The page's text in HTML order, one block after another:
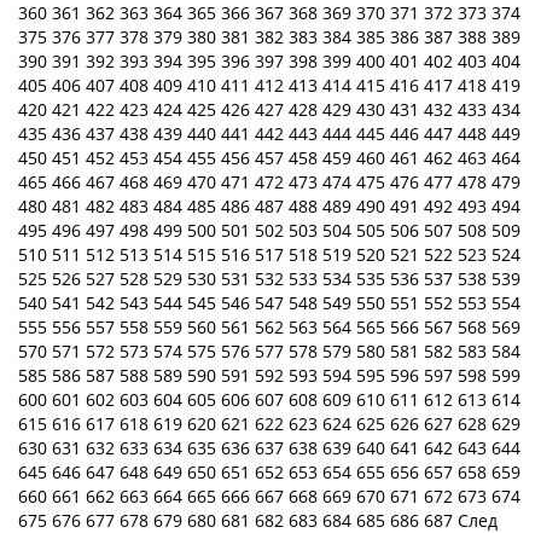
360 361 362 363 364 365 366 367 368 369 370 371 372 373 374
375 376 377 378 379 380 381 382 383 384 385 386 387 388 389
390 391 392 393 394 395 396 397 398 399 400 401 402 403 404
405 406 407 408 409 410 411 412 413 414 415 416 417 418 419
420 421 422 423 424 425 426 427 428 429 430 431 432 433 434
435 436 437 438 439 440 441 442 443 444 445 446 447 448 449
450 451 452 453 454 455 456 457 458 459 460 461 462 463 464
465 466 467 468 469 470 471 472 473 474 475 476 477 478 479
480 481 482 483 484 485 486 487 488 489 490 491 492 493 494
495 496 497 498 499 500 501 502 503 504 505 506 507 508 509
510 511 512 513 514 515 516 517 518 519 520 521 522 523 524
525 526 527 528 529 530 531 532 533 534 535 536 537 538 539
540 541 542 543 544 545 546 547 548 549 550 551 552 553 554
555 556 557 558 559 560 561 562 563 564 565 566 567 568 569
570 571 572 573 574 575 576 577 578 579 580 581 582 583 584
585 586 587 588 589 590 591 592 593 594 595 596 597 598 599
600 601 602 603 604 605 606 607 608 609 610 611 612 613 614
615 616 617 618 619 620 621 622 623 624 625 626 627 628 629
630 631 632 633 634 635 636 637 638 639 640 641 642 643 644
645 646 647 648 649 650 651 652 653 654 655 656 657 658 659
660 661 662 663 664 665 666 667 668 669 670 671 672 673 674
675 676 677 678 679 680 681 682 683 684 685 686 687 След